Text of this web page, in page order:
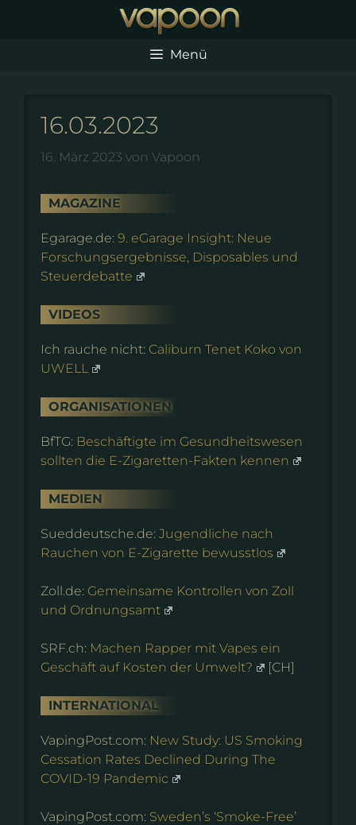
Menü
16.03.2023
16. März 2023 von Vapoon
MAGAZINE
Egarage.de: 9. eGarage Insight: Neue
Forschungsergebnisse, Disposables und
Steuerdebatte
VIDEOS
Ich rauche nicht: Caliburn Tenet Koko von
UWELL
ORGANISATIONEN
BfTG: Beschäftigte im Gesundheitswesen
sollten die E-Zigaretten-Fakten kennen
MEDIEN
Sueddeutsche.de: Jugendliche nach
Rauchen von E-Zigarette bewusstlos
Zoll.de: Gemeinsame Kontrollen von Zoll
und Ordnungsamt
SRF.ch: Machen Rapper mit Vapes ein
Geschäft auf Kosten der Umwelt?
[CH]
INTERNATIONAL
VapingPost.com: New Study: US Smoking
Cessation Rates Declined During The
COVID-19 Pandemic
VapingPost.com: Sweden’s ‘Smoke-Free’